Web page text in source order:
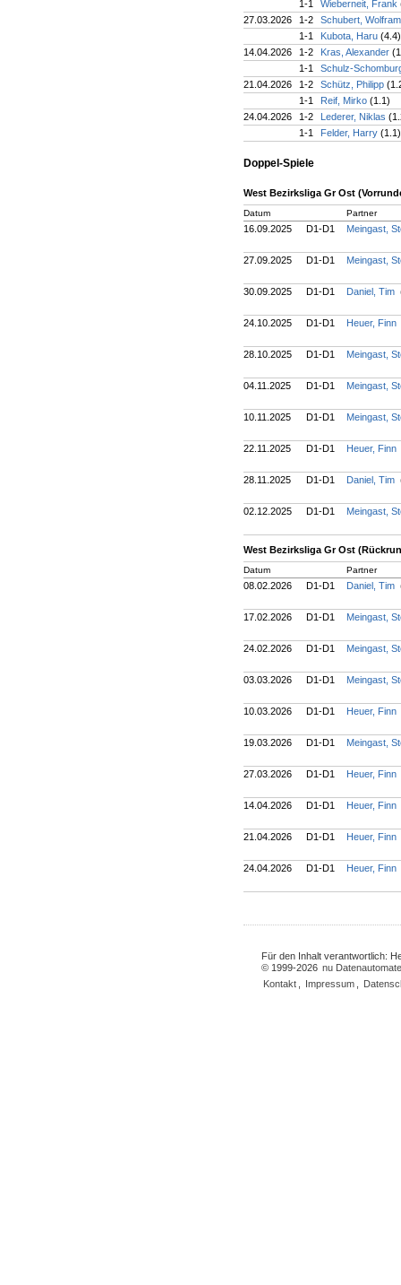
1-1
Wieberneit, Frank
27.03.2026
1-2
Schubert,
1-1
Kubota, Haru (4.4)
14.04.2026
1-2 Kras, Alexander
1-1
Schulz-
21.04.2026
1-2 Schütz, Philipp
1-1
Reif, Mirko (1.1)
24.04.2026
1-2 Lederer, Niklas
1-1
Felder, Harry (1.1)
Doppel-Spiele
West Bezirksliga Gr Ost
Datum Partner
16.09.2025 D1-D1 Meingast,
27.09.2025 D1-D1 Meingast,
30.09.2025 D1-D1 Daniel, Tim
24.10.2025 D1-D1 Heuer, Finn
28.10.2025 D1-D1 Meingast,
04.11.2025 D1-D1 Meingast,
10.11.2025 D1-D1 Meingast,
22.11.2025 D1-D1 Heuer, Finn
28.11.2025 D1-D1 Daniel, Tim
02.12.2025 D1-D1 Meingast,
West Bezirksliga Gr Ost
Datum Partner
08.02.2026 D1-D1 Daniel, Tim
17.02.2026 D1-D1 Meingast,
24.02.2026 D1-D1 Meingast,
03.03.2026 D1-D1 Meingast,
10.03.2026 D1-D1 Heuer, Finn
19.03.2026 D1-D1 Meingast,
27.03.2026 D1-D1 Heuer, Finn
14.04.2026 D1-D1 Heuer, Finn
21.04.2026 D1-D1 Heuer, Finn
24.04.2026 D1-D1 Heuer, Finn
Für den Inhalt verantwortlich:
© 1999-2026 nu
Kontakt
Impressum